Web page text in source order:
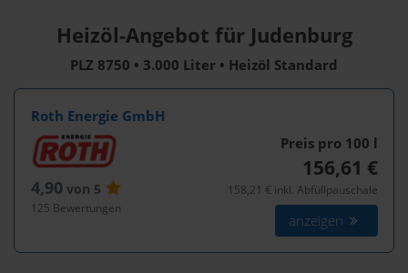
Heizöl-Angebot für Judenburg
PLZ 8750 • 3.000 Liter • Heizöl Standard
Roth Energie GmbH
4,90 von 5
125 Bewertungen
Preis pro 100 l
156,61 €
158,21 € inkl. Abfüllpauschale
anzeigen